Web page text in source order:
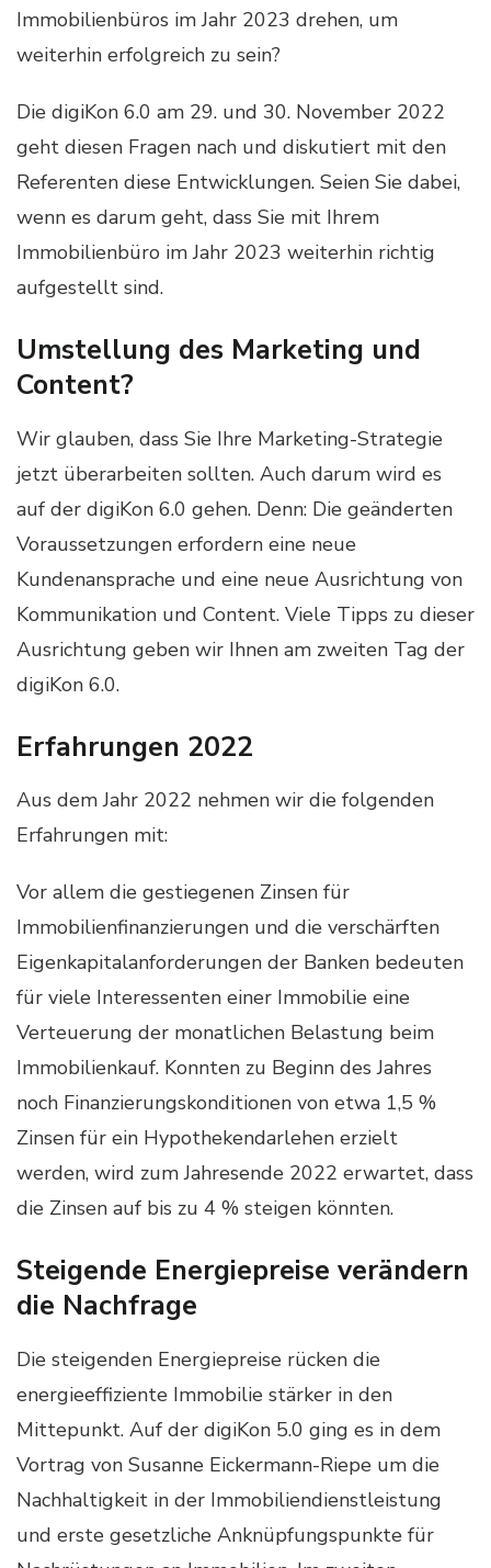
Immobilienbüros im Jahr 2023 drehen, um
weiterhin erfolgreich zu sein?
Die digiKon 6.0 am 29. und 30. November 2022
geht diesen Fragen nach und diskutiert mit den
Referenten diese Entwicklungen. Seien Sie dabei,
wenn es darum geht, dass Sie mit Ihrem
Immobilienbüro im Jahr 2023 weiterhin richtig
aufgestellt sind.
Umstellung des Marketing und
Content?
Wir glauben, dass Sie Ihre Marketing-Strategie
jetzt überarbeiten sollten. Auch darum wird es
auf der digiKon 6.0 gehen. Denn: Die geänderten
Voraussetzungen erfordern eine neue
Kundenansprache und eine neue Ausrichtung von
Kommunikation und Content. Viele Tipps zu dieser
Ausrichtung geben wir Ihnen am zweiten Tag der
digiKon 6.0.
Erfahrungen 2022
Aus dem Jahr 2022 nehmen wir die folgenden
Erfahrungen mit:
Vor allem die gestiegenen Zinsen für
Immobilienfinanzierungen und die verschärften
Eigenkapitalanforderungen der Banken bedeuten
für viele Interessenten einer Immobilie eine
Verteuerung der monatlichen Belastung beim
Immobilienkauf. Konnten zu Beginn des Jahres
noch Finanzierungskonditionen von etwa 1,5 %
Zinsen für ein Hypothekendarlehen erzielt
werden, wird zum Jahresende 2022 erwartet, dass
die Zinsen auf bis zu 4 % steigen könnten.
Steigende Energiepreise verändern
die Nachfrage
Die steigenden Energiepreise rücken die
energieeffiziente Immobilie stärker in den
Mittepunkt. Auf der digiKon 5.0 ging es in dem
Vortrag von Susanne Eickermann-Riepe um die
Nachhaltigkeit in der Immobiliendienstleistung
und erste gesetzliche Anknüpfungspunkte für